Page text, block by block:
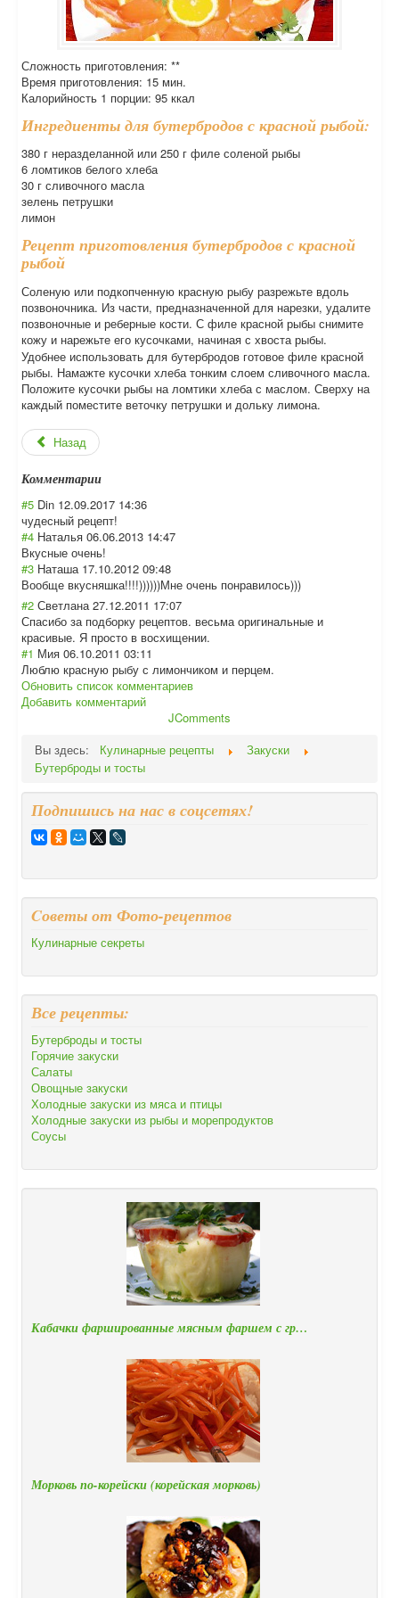
Сложность приготовления: **
Время приготовления: 15 мин.
Калорийность 1 порции: 95 ккал
Ингредиенты для бутербродов с красной рыбой:
380 г неразделанной или 250 г филе соленой рыбы
6 ломтиков белого хлеба
30 г сливочного масла
зелень петрушки
лимон
Рецепт приготовления бутербродов с красной
рыбой
Соленую или подкопченную красную рыбу разрежьте вдоль
позвоночника. Из части, предназначенной для нарезки, удалите
позвоночные и реберные кости. С филе красной рыбы снимите
кожу и нарежьте его кусочками, начиная с хвоста рыбы.
Удобнее использовать для бутербродов готовое филе красной
рыбы. Намажте кусочки хлеба тонким слоем сливочного масла.
Положите кусочки рыбы на ломтики хлеба с маслом. Сверху на
каждый поместите веточку петрушки и дольку лимона.
Назад
Комментарии
#5 Din 12.09.2017 14:36
чудесный рецепт!
#4 Наталья 06.06.2013 14:47
Вкусные очень!
#3 Наташа 17.10.2012 09:48
Вообще вкусняшка!!!!))))))Мне очень понравилось)))
#2 Светлана 27.12.2011 17:07
Спасибо за подборку рецептов. весьма оригинальные и
красивые. Я просто в восхищении.
#1 Мия 06.10.2011 03:11
Люблю красную рыбу с лимончиком и перцем.
Обновить список комментариев
Добавить комментарий
JComments
Вы здесь:
Кулинарные рецепты
Закуски
Бутерброды и тосты
Подпишись на нас в соцсетях!
Cоветы от Фото-рецептов
Кулинарные секреты
Все рецепты:
Бутерброды и тосты
Горячие закуски
Салаты
Овощные закуски
Холодные закуски из мяса и птицы
Холодные закуски из рыбы и морепродуктов
Соусы
Кабачки фаршированные мясным фаршем с гр…
Морковь по-корейски (корейская морковь)